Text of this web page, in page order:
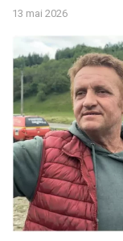
13 mai 2026